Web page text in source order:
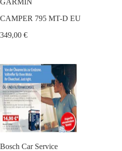
CAMPER 795 MT-D EU
349,00 €
Bosch Car Service